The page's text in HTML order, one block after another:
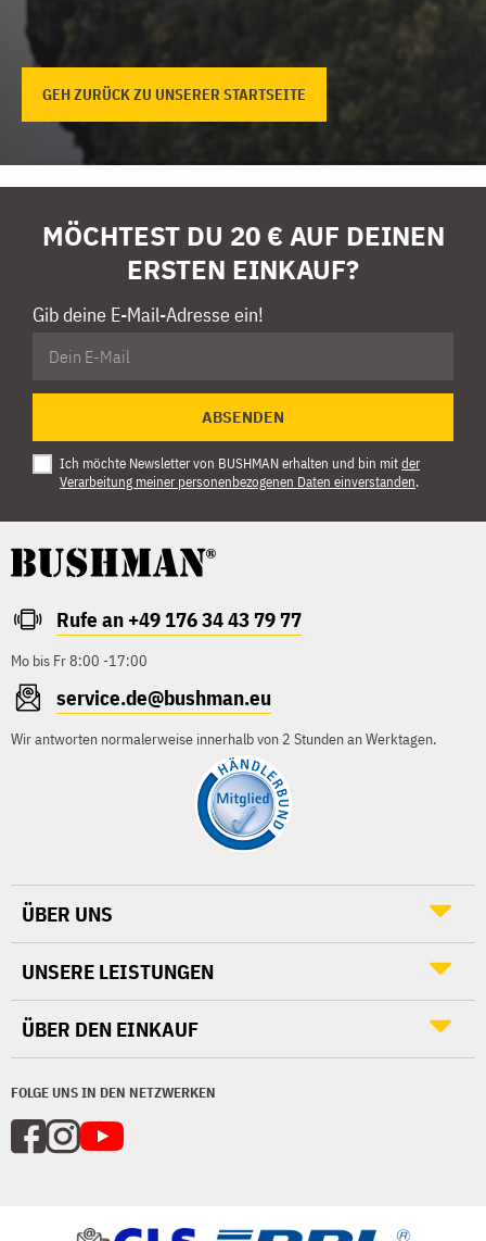
GEH ZURÜCK ZU UNSERER STARTSEITE
MÖCHTEST DU 20 € AUF DEINEN
ERSTEN EINKAUF?
Gib deine E-Mail-Adresse ein!
ABSENDEN
Ich möchte Newsletter von BUSHMAN erhalten und bin mitder
Verarbeitung meiner personenbezogenen Daten einverstanden.
Rufe an +49 176 34 43 79 77
Mo bis Fr 8:00 -17:00
service.de@bushman.eu
Wir antworten normalerweise innerhalb von 2 Stunden an Werktagen.
FOLGE UNS IN DEN NETZWERKEN
ÜBER UNS
UNSERE LEISTUNGEN
ÜBER DEN EINKAUF